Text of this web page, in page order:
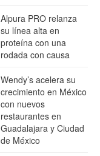
Alpura PRO relanza
su línea alta en
proteína con una
rodada con causa
Wendy’s acelera su
crecimiento en México
con nuevos
restaurantes en
Guadalajara y Ciudad
de México